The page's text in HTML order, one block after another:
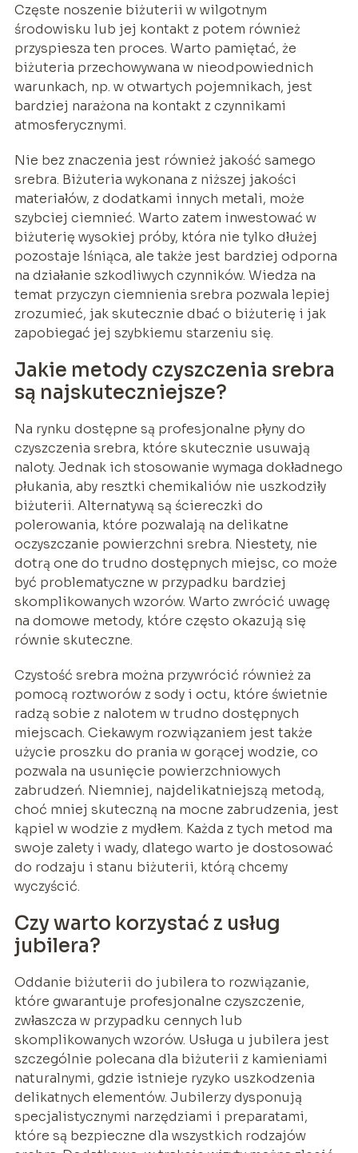
Częste noszenie biżuterii w wilgotnym
środowisku lub jej kontakt z potem również
przyspiesza ten proces. Warto pamiętać, że
biżuteria przechowywana w nieodpowiednich
warunkach, np. w otwartych pojemnikach, jest
bardziej narażona na kontakt z czynnikami
atmosferycznymi.
Nie bez znaczenia jest również jakość samego
srebra. Biżuteria wykonana z niższej jakości
materiałów, z dodatkami innych metali, może
szybciej ciemnieć. Warto zatem inwestować w
biżuterię wysokiej próby, która nie tylko dłużej
pozostaje lśniąca, ale także jest bardziej odporna
na działanie szkodliwych czynników. Wiedza na
temat przyczyn ciemnienia srebra pozwala lepiej
zrozumieć, jak skutecznie dbać o biżuterię i jak
zapobiegać jej szybkiemu starzeniu się.
Jakie metody czyszczenia srebra
są najskuteczniejsze?
Na rynku dostępne są profesjonalne płyny do
czyszczenia srebra, które skutecznie usuwają
naloty. Jednak ich stosowanie wymaga dokładnego
płukania, aby resztki chemikaliów nie uszkodziły
biżuterii. Alternatywą są ściereczki do
polerowania, które pozwalają na delikatne
oczyszczanie powierzchni srebra. Niestety, nie
dotrą one do trudno dostępnych miejsc, co może
być problematyczne w przypadku bardziej
skomplikowanych wzorów. Warto zwrócić uwagę
na domowe metody, które często okazują się
równie skuteczne.
Czystość srebra można przywrócić również za
pomocą roztworów z sody i octu, które świetnie
radzą sobie z nalotem w trudno dostępnych
miejscach. Ciekawym rozwiązaniem jest także
użycie proszku do prania w gorącej wodzie, co
pozwala na usunięcie powierzchniowych
zabrudzeń. Niemniej, najdelikatniejszą metodą,
choć mniej skuteczną na mocne zabrudzenia, jest
kąpiel w wodzie z mydłem. Każda z tych metod ma
swoje zalety i wady, dlatego warto je dostosować
do rodzaju i stanu biżuterii, którą chcemy
wyczyścić.
Czy warto korzystać z usług
jubilera?
Oddanie biżuterii do jubilera to rozwiązanie,
które gwarantuje profesjonalne czyszczenie,
zwłaszcza w przypadku cennych lub
skomplikowanych wzorów. Usługa u jubilera jest
szczególnie polecana dla biżuterii z kamieniami
naturalnymi, gdzie istnieje ryzyko uszkodzenia
delikatnych elementów. Jubilerzy dysponują
specjalistycznymi narzędziami i preparatami,
które są bezpieczne dla wszystkich rodzajów